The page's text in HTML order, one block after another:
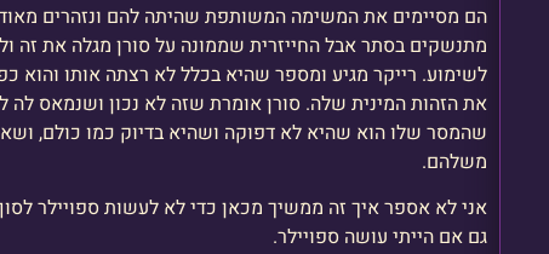
הם מסיימים את המשימה המשותפת שהיתה להם ונזהרים
מתנשקים בסתר אבל החייזרית שממונה על סורן מגלה את זה
לשימוע. רייקר מגיע ומספר שהיא בכלל לא רצתה אותו והוא
את הזהות המינית שלה. סורן אומרת שזה לא נכון ושנמאס
שהמסר שלו הוא שהיא לא דפוקה ושהיא בדיוק כמו כולם,
משלהם.
אני לא אספר איך זה ממשיך מכאן כדי לא לעשות ספויילר
גם אם הייתי עושה ספויילר.